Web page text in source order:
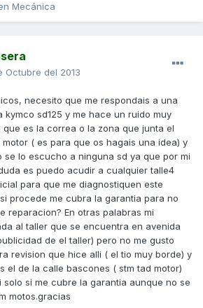
Mecánica
Octubre del 2013
necesito que me respondais a una
kymco sd125 y me hace un ruido muy
es la correa o la zona que junta el
( es para que os hagais una idea) y
lo escucho a ninguna sd ya que por mi
es puedo acudir a cualquier talle4
para que me diagnostiquen este
procede me cubra la garantia para no
reparacion? En otras palabras mi
al taller que se encuentra en avenida
de el taller) pero no me gusto
revision que hice alli ( el tio muy borde) y
el de la calle bascones ( stm tad motor)
solo si me cubre la garantia aunque no se
motos.gracias